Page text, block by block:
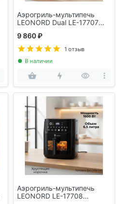
Аэрогриль-мультипечь
LEONORD Dual LE-17707
9 860 ₽
1 отзыв
В наличии
Аэрогриль-мультипечь
LEONORD LE-17708